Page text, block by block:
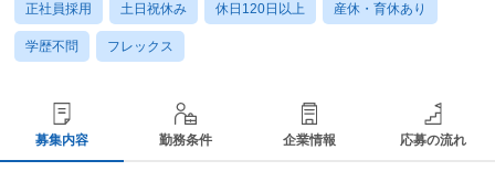
正社員採用 土日祝休み 休日120日以上 産休・育休あり
学歴不問 フレックス
募集内容 勤務条件 企業情報 応募の流れ